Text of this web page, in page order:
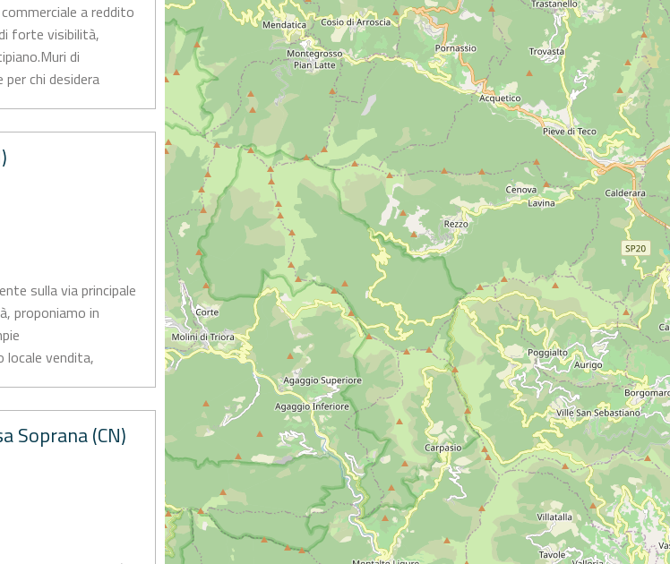
a reddito
forte visibilità,
di
chi desidera
sulla via principale
proponiamo in
locale vendita,
Soprana (CN)